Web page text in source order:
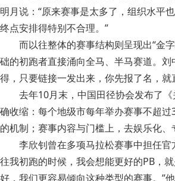
明月说：“原来赛事是太多了，组织水平
终点安排得特别不合理。”
而以往整体的赛事结构则呈现出“金
础的初跑者直接涌向全马、半马赛道。
得，只要链接一发出来，你先报了名，
去年10月末，中国田径协会发布了
确收缩：每个地级市每年举办赛事不超
的机制；赛事内容与门槛上，去娱乐化
李欣钊曾在多项马拉松赛事中担任
往我初跑的时候，我会想能更好的PB，
好，我们更容易倾向这种类型的赛事。”他